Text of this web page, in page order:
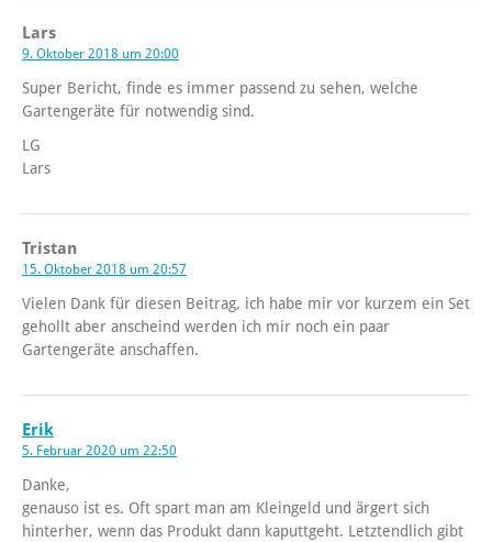
Lars
9. Oktober 2018 um 20:00
Super Bericht, finde es immer passend zu sehen, welche
Gartengeräte für notwendig sind.
LG
Lars
Tristan
15. Oktober 2018 um 20:57
Vielen Dank für diesen Beitrag, ich habe mir vor kurzem ein Set
gehollt aber anscheind werden ich mir noch ein paar
Gartengeräte anschaffen.
Erik
5. Februar 2020 um 22:50
Danke,
genauso ist es. Oft spart man am Kleingeld und ärgert sich
hinterher, wenn das Produkt dann kaputtgeht. Letztendlich gibt